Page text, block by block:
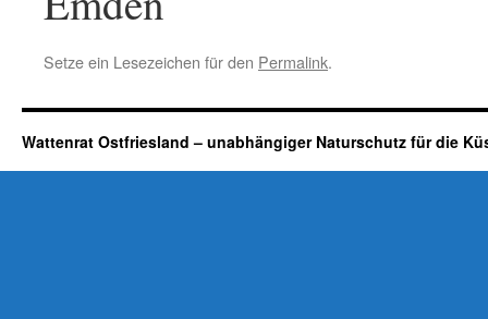
Setze ein Lesezeichen für den Permalink.
Wattenrat Ostfriesland – unabhängiger Naturschutz für die